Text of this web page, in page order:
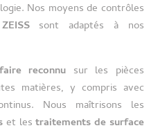
Nos moyens de contrôles
ZEISSsont adaptés à nos
reconnu sur les pièces
matières, y compris avec
Nous maîtrisons les
et lestraitements de surface